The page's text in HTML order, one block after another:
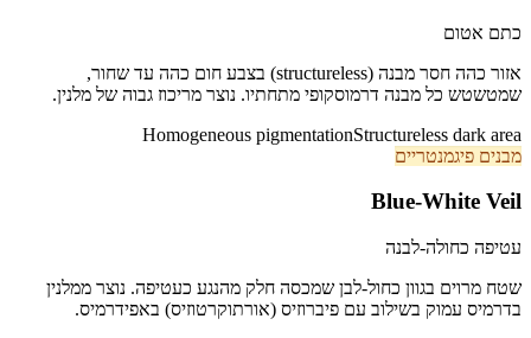
כתם אטום
אזור כהה חסר מבנה (structureless) בצבע חום כהה עד שחור,
שמטשטש כל מבנה דרמוסקופי מתחתיו. נוצר מריכוז גבוה של מלנין.
Structureless dark area
Homogeneous pigmentation
מבנים פיגמנטריים
Blue-White Veil
עטיפה כחולה-לבנה
שטח מרוים בגוון כחול-לבן שמכסה חלק מהנגע כעטיפה. נוצר ממלנין
בדרמיס עמוק בשילוב עם פיברוזיס (אורתוקרטוזיס) באפידרמיס.